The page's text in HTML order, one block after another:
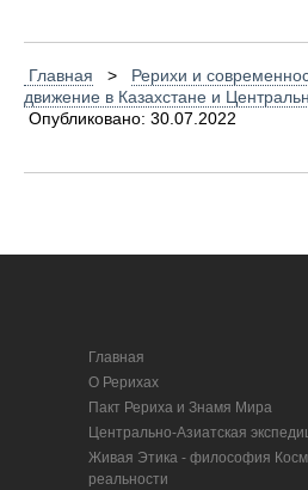
Главная > Рерихи и
движение в Казахстане и
Опубликовано: 30.07.2022
Главная
О Рерихах
Пакт Рериха и Знамя Мира
Центрально-Азиатская
Живая Этика - философия
реальности